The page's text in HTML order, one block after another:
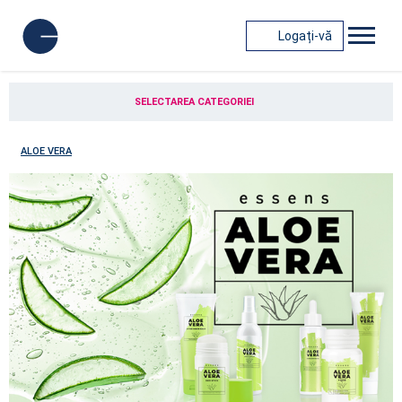
Logați-vă
SELECTAREA CATEGORIEI
ALOE VERA